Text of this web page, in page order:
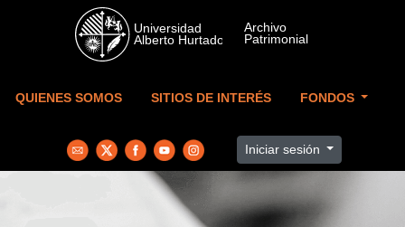
Skip to main content
QUIENES SOMOS SITIOS DE INTERÉS FONDOS
Iniciar sesión